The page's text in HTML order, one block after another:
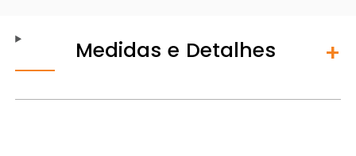
Medidas e Detalhes